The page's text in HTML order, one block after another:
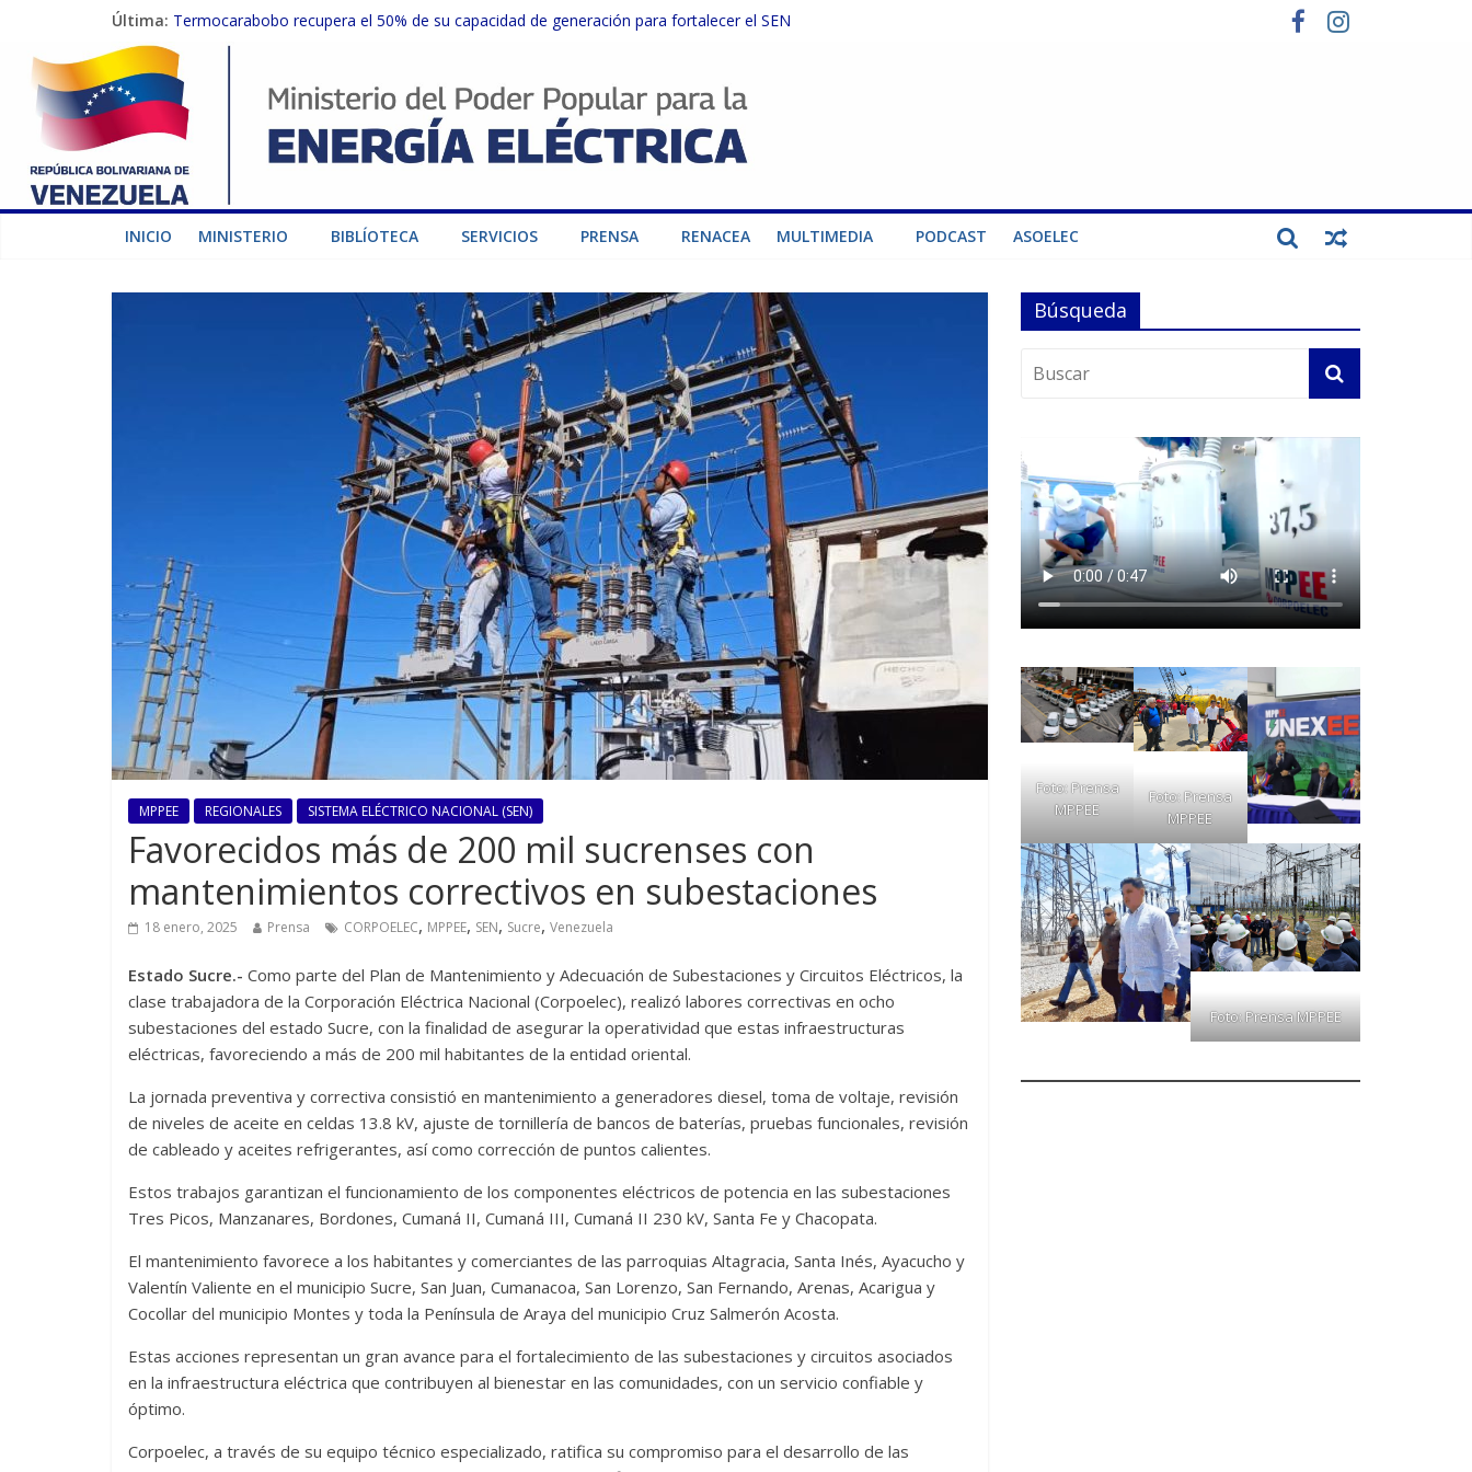
Última: Termocarabobo recupera el 50% de su capacidad de generación para fortalecer el SEN
MPPEE avanza en la recuperación de infraestructuras eléctricas afectadas por los sismos
Gobierno Nacional coordina acciones con el sector privado para fortalecer el SEN ante el «Súper Niño»
Inspeccionan trabajos de rehabilitación en instalaciones del SEN en Carabobo
Gobierno Nacional activa plan preventivo para fortalecer el SEN ante el fenómeno de El Niño
INICIO MINISTERIO BIBLÍOTECA SERVICIOS PRENSA RENACEA MULTIMEDIA PODCAST ASOELEC
MPPEE REGIONALES SISTEMA ELÉCTRICO NACIONAL (SEN)
Favorecidos más de 200 mil sucrenses con
mantenimientos correctivos en subestaciones
18 enero, 2025 Prensa CORPOELEC, MPPEE, SEN, Sucre, Venezuela
Estado Sucre.- Como parte del Plan de Mantenimiento y Adecuación de Subestaciones y Circuitos Eléctricos, la
clase trabajadora de la Corporación Eléctrica Nacional (Corpoelec), realizó labores correctivas en ocho
subestaciones del estado Sucre, con la finalidad de asegurar la operatividad que estas infraestructuras
eléctricas, favoreciendo a más de 200 mil habitantes de la entidad oriental.
La jornada preventiva y correctiva consistió en mantenimiento a generadores diesel, toma de voltaje, revisión
de niveles de aceite en celdas 13.8 kV, ajuste de tornillería de bancos de baterías, pruebas funcionales, revisión
de cableado y aceites refrigerantes, así como corrección de puntos calientes.
Estos trabajos garantizan el funcionamiento de los componentes eléctricos de potencia en las subestaciones
Tres Picos, Manzanares, Bordones, Cumaná II, Cumaná III, Cumaná II 230 kV, Santa Fe y Chacopata.
El mantenimiento favorece a los habitantes y comerciantes de las parroquias Altagracia, Santa Inés, Ayacucho y
Valentín Valiente en el municipio Sucre, San Juan, Cumanacoa, San Lorenzo, San Fernando, Arenas, Acarigua y
Cocollar del municipio Montes y toda la Península de Araya del municipio Cruz Salmerón Acosta.
Estas acciones representan un gran avance para el fortalecimiento de las subestaciones y circuitos asociados
en la infraestructura eléctrica que contribuyen al bienestar en las comunidades, con un servicio confiable y
óptimo.
Corpoelec, a través de su equipo técnico especializado, ratifica su compromiso para el desarrollo de las
Búsqueda
Foto: Prensa
MPPEE
Foto: Prensa
MPPEE
Foto: Prensa MPPEE